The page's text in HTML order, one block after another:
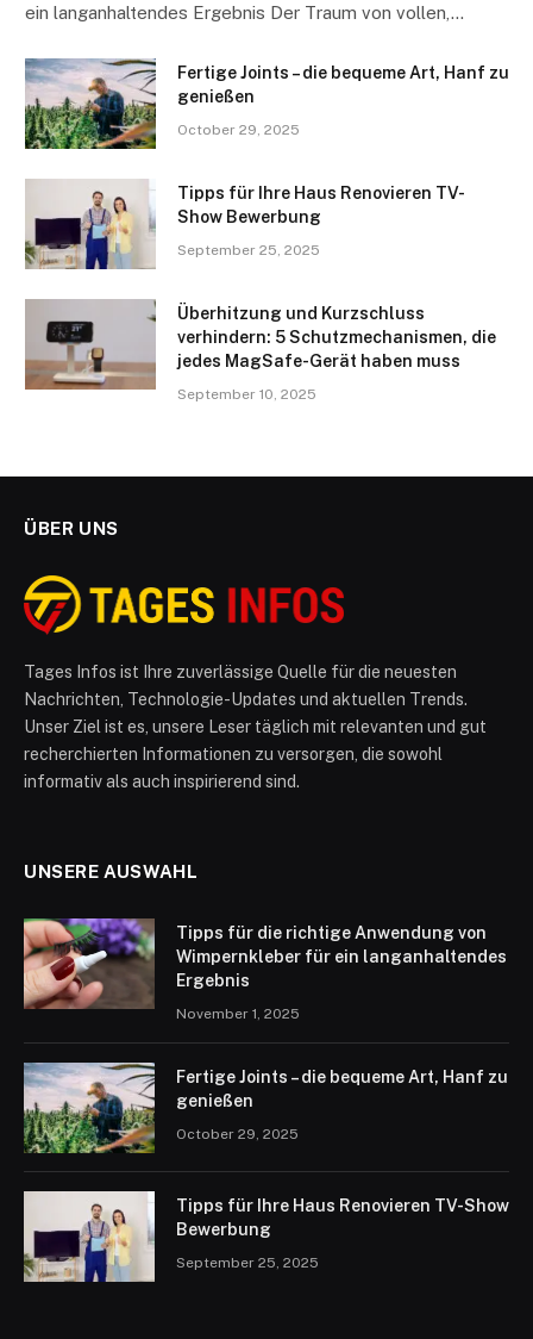
ein langanhaltendes Ergebnis Der Traum von vollen,…
Fertige Joints – die bequeme Art, Hanf zu
genießen
October 29, 2025
Tipps für Ihre Haus Renovieren TV-
Show Bewerbung
September 25, 2025
Überhitzung und Kurzschluss
verhindern: 5 Schutzmechanismen, die
jedes MagSafe-Gerät haben muss
September 10, 2025
ÜBER UNS
Tages Infos ist Ihre zuverlässige Quelle für die neuesten
Nachrichten, Technologie-Updates und aktuellen Trends.
Unser Ziel ist es, unsere Leser täglich mit relevanten und gut
recherchierten Informationen zu versorgen, die sowohl
informativ als auch inspirierend sind.
UNSERE AUSWAHL
Tipps für die richtige Anwendung von
Wimpernkleber für ein langanhaltendes
Ergebnis
November 1, 2025
Fertige Joints – die bequeme Art, Hanf zu
genießen
October 29, 2025
Tipps für Ihre Haus Renovieren TV-Show
Bewerbung
September 25, 2025